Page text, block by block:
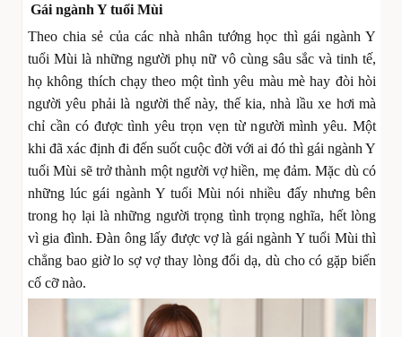
Gái ngành Y tuổi Mùi
Theo chia sẻ của các nhà nhân tướng học thì gái ngành Y
tuổi Mùi là những người phụ nữ vô cùng sâu sắc và tinh tế,
họ không thích chạy theo một tình yêu màu mè hay đòi hòi
người yêu phải là người thế này, thế kia, nhà lầu xe hơi mà
chỉ cần có được tình yêu trọn vẹn từ người mình yêu. Một
khi đã xác định đi đến suốt cuộc đời với ai đó thì gái ngành Y
tuổi Mùi sẽ trở thành một người vợ hiền, mẹ đảm. Mặc dù có
những lúc gái ngành Y tuổi Mùi nói nhiều đấy nhưng bên
trong họ lại là những người trọng tình trọng nghĩa, hết lòng
vì gia đình. Đàn ông lấy được vợ là gái ngành Y tuổi Mùi thì
chẳng bao giờ lo sợ vợ thay lòng đổi dạ, dù cho có gặp biến
cố cỡ nào.